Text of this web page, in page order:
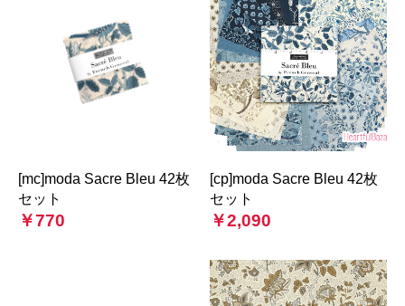
[mc]moda Sacre Bleu 42枚
セット
￥770
[cp]moda Sacre Bleu 42枚
セット
￥2,090